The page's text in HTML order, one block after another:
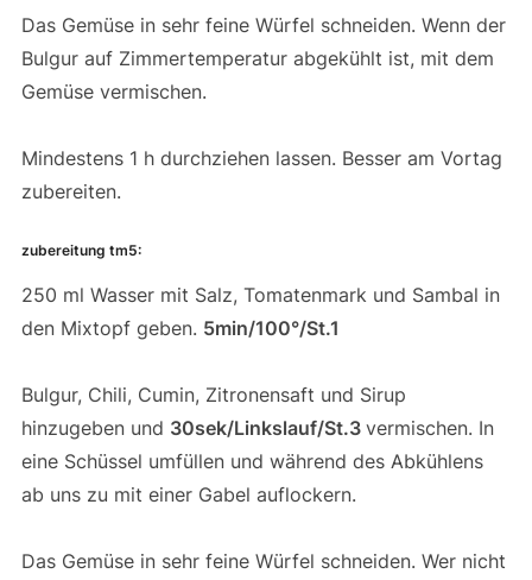
Das Gemüse in sehr feine Würfel schneiden. Wenn der
Bulgur auf Zimmertemperatur abgekühlt ist, mit dem
Gemüse vermischen.
Mindestens 1 h durchziehen lassen. Besser am Vortag
zubereiten.
zubereitung tm5:
250 ml Wasser mit Salz, Tomatenmark und Sambal in
den Mixtopf geben. 5min/100°/St.1
Bulgur, Chili, Cumin, Zitronensaft und Sirup
hinzugeben und 30sek/Linkslauf/St.3 vermischen. In
eine Schüssel umfüllen und während des Abkühlens
ab uns zu mit einer Gabel auflockern.
Das Gemüse in sehr feine Würfel schneiden. Wer nicht